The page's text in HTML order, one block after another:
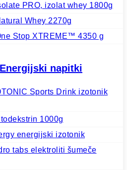
PRO, izolat whey 1800g
Whey 2270g
Stop XTREME™ 4350 g
napitki
Sports Drink izotonik
1000g
energijski izotonik
tabs elektroliti šumeče